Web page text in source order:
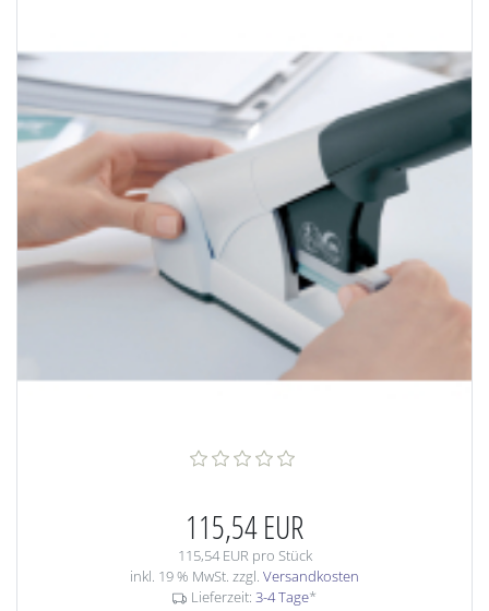
115,54 EUR
115,54 EUR pro Stück
inkl. 19 % MwSt. zzgl. Versandkosten
Lieferzeit: 3-4 Tage*